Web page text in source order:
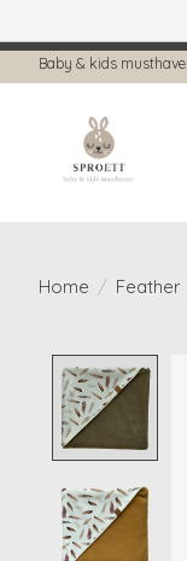
Baby & kids
Home /